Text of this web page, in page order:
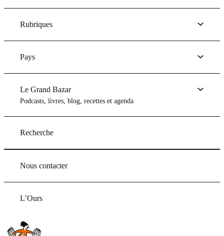
Rubriques
Pays
Le Grand Bazar
Podcasts, livres, blog, recettes et agenda
Recherche
Nous contacter
L’Ours